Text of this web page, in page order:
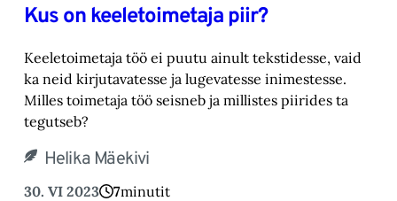
Kus on keeletoimetaja piir?
Keeletoimetaja töö ei puutu ainult tekstidesse, vaid
ka neid kirjutavatesse ja lugevatesse inimestesse.
Milles toimetaja töö seisneb ja millistes piirides ta
tegutseb?
Helika Mäekivi
30. VI 2023 7minutit